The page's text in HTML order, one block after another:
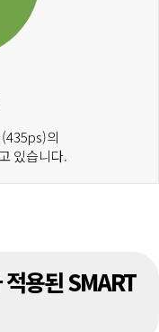
의
있습니다.
용된 SMART